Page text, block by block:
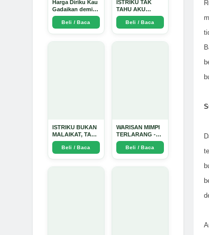
Harga Diriku Kau
Gadaikan demi
Perempuan Itu -
Arda Dinata
Beli / Baca
ISTRIKU TAK
TAHU AKU
PENGUSAHA
EMAS - Arda
Dinata
Beli / Baca
ISTRIKU BUKAN
MALAIKAT, TAPI
AKU JUGA
TIDAK SUCI -
Arda Dinata
Beli / Baca
WARISAN MIMPI
TERLARANG -
Arda Dinata
Beli / Baca